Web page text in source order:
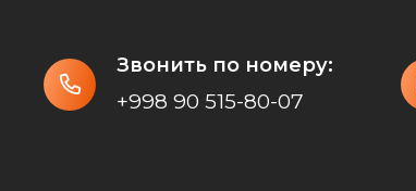
Звонить по номеру:
+998 90 515-80-07